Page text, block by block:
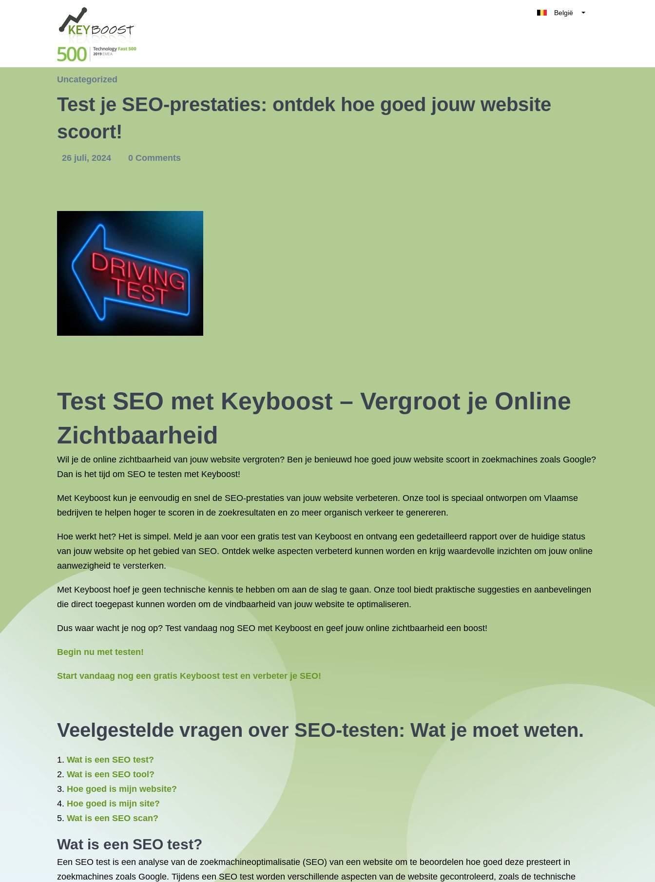
België
Uncategorized
Test je SEO-prestaties: ontdek hoe goed jouw website
scoort!
26 juli, 2024 0 Comments
Test SEO met Keyboost – Vergroot je Online
Zichtbaarheid
Wil je de online zichtbaarheid van jouw website vergroten? Ben je benieuwd hoe goed jouw website scoort in zoekmachines zoals Google?
Dan is het tijd om SEO te testen met Keyboost!
Met Keyboost kun je eenvoudig en snel de SEO-prestaties van jouw website verbeteren. Onze tool is speciaal ontworpen om Vlaamse
bedrijven te helpen hoger te scoren in de zoekresultaten en zo meer organisch verkeer te genereren.
Hoe werkt het? Het is simpel. Meld je aan voor een gratis test van Keyboost en ontvang een gedetailleerd rapport over de huidige status
van jouw website op het gebied van SEO. Ontdek welke aspecten verbeterd kunnen worden en krijg waardevolle inzichten om jouw online
aanwezigheid te versterken.
Met Keyboost hoef je geen technische kennis te hebben om aan de slag te gaan. Onze tool biedt praktische suggesties en aanbevelingen
die direct toegepast kunnen worden om de vindbaarheid van jouw website te optimaliseren.
Dus waar wacht je nog op? Test vandaag nog SEO met Keyboost en geef jouw online zichtbaarheid een boost!
Begin nu met testen!
Start vandaag nog een gratis Keyboost test en verbeter je SEO!
Veelgestelde vragen over SEO-testen: Wat je moet weten.
Wat is een SEO test?
Wat is een SEO tool?
Hoe goed is mijn website?
Hoe goed is mijn site?
Wat is een SEO scan?
Wat is een SEO test?
Een SEO test is een analyse van de zoekmachineoptimalisatie (SEO) van een website om te beoordelen hoe goed deze presteert in
zoekmachines zoals Google. Tijdens een SEO test worden verschillende aspecten van de website gecontroleerd, zoals de technische